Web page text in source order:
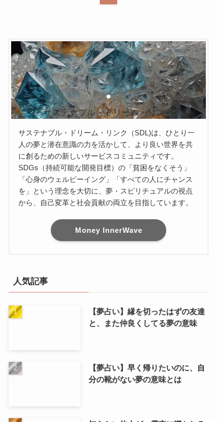
サステナブル・ドリーム・リンク
サステナブル・ドリーム・リンク（SDL)は、ひとり一
人の夢と潜在意識の力を活かして、より良い世界を共
に創るための新しいサービスコミュニティです。
SDGs（持続可能な開発目標）の「貧困をなくそう」
「心身のウェルビーイング」「すべての人にチャンス
を」という理念を大切に、夢・スピリチュアルの視点
から、自己変革と社会貢献の両立を目指しています。
Money InnerWave
人気記事
【夢占い】縁を切ったはずの友達
と、また仲良くしてる夢の意味
【夢占い】早く帰りたいのに、自
分の靴がない夢の意味とは